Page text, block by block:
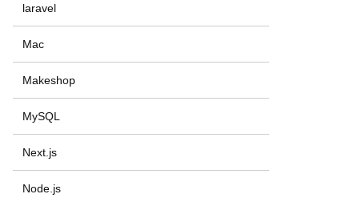
laravel
Mac
Makeshop
MySQL
Next.js
Node.js